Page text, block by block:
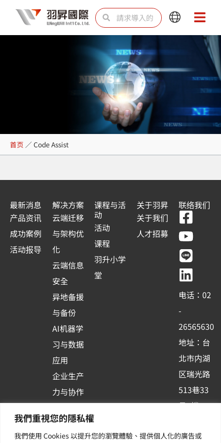
我們重視您的隱私權
我們使用 Cookies 以提升您的瀏覽體驗、提供個人化的廣告或
内
SearchSearch
Main
Menu
Main
Menu
Code Assist
首页 ／ Code Assist
最新消息
产品资讯
成功案例
活动报导
解决方案
云端迁移
与架构优
化
云端信息
安全
异地备援
与备份
AI机器学
习与数据
应用
企业生产
力与协作
台应用
其他/增
课程与活
动
活动
课程
羽升小学
堂
关于羽昇
关于我们
人才招募
联络我们
F
a
c
e
b
o
o
k
-
s
q
u
a
r
Y
o
u
t
u
b
e
L
i
n
e
L
i
n
k
e
d
i
n
电话：02
-
26565630
地址：台
北市内湖
区瑞光路
513巷33
号6楼
新讯 | 提